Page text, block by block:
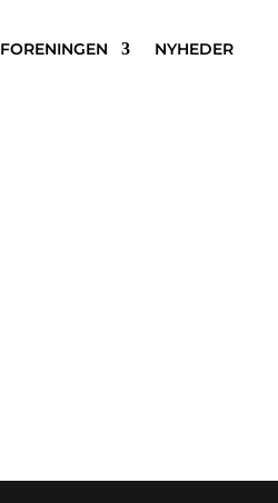
FORENINGEN NYHEDER